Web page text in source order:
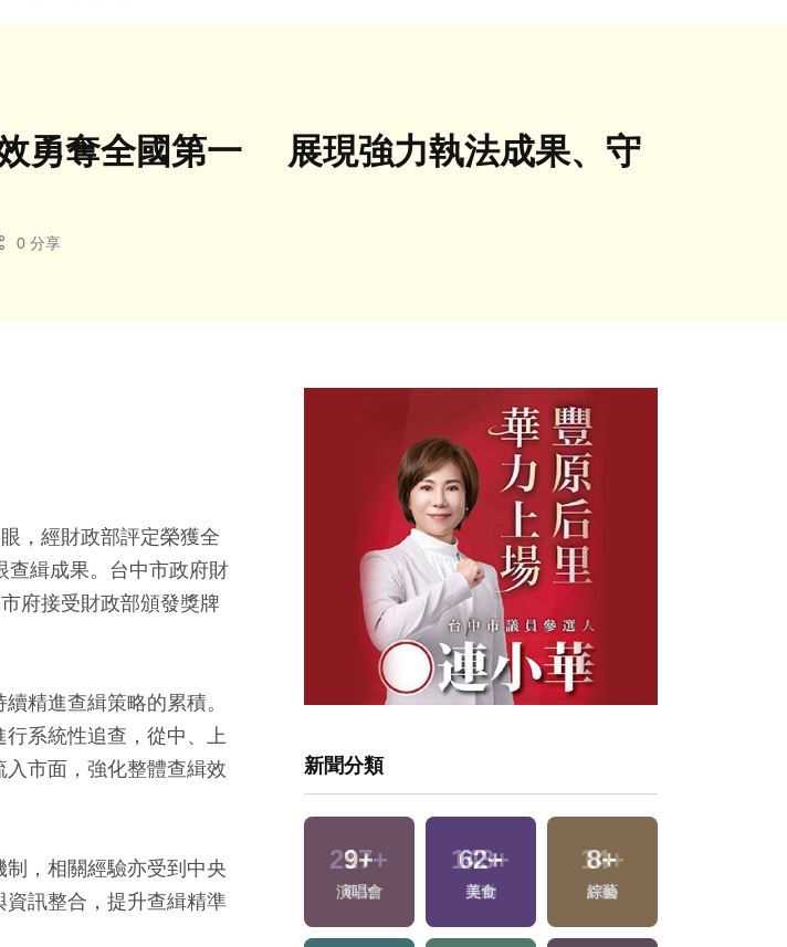
勇奪全國第一 展現強力執法成果、守
0 分享
，經財政部評定榮獲全
查緝成果。台中市政府財
府接受財政部頒發獎牌
精進查緝策略的累積。
系統性追查，從中、上
市面，強化整體查緝效
，相關經驗亦受到中央
訊整合，提升查緝精準
新聞分類
+
文
143+
運動
9+
演唱會
62+
美食
8+
綜藝